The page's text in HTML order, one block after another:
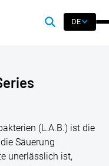
DE
(L.A.B.) ist die
Säuerung
unerlässlich ist,